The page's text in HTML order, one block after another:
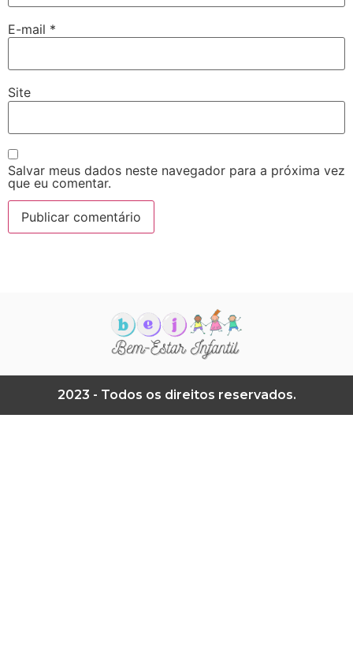
E-mail *
Site
Salvar meus dados neste navegador para a próxima vez
que eu comentar.
2023 - Todos os direitos reservados.